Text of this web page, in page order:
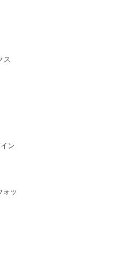
ス
ン
ォッ